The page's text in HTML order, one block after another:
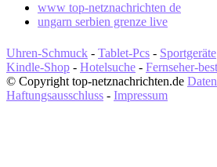
www top-netznachrichten de
ungarn serbien grenze live
Uhren-Schmuck - Tablet-Pcs - Sportgeräte
Kindle-Shop - Hotelsuche - Fernseher-
© Copyright top-netznachrichten.de
Haftungsausschluss - Impressum